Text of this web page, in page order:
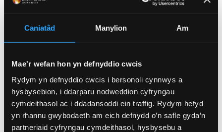
Caniatâd Manylion Am
Mae'r wefan hon yn defnyddio cwcis
Rydym yn defnyddio cwcis i bersonoli cynnwys a
hysbysebion, i ddarparu nodweddion cyfryngau
cymdeithasol ac i ddadansoddi ein traffig. Rydym hefyd
yn rhannu gwybodaeth am eich defnydd o’n safle gyda’n
partneriaid cyfryngau cymdeithasol, hysbysebu a
Mae grwpiau a chanolfannau ymchwil yn rhan
ganolog o Goleg y Celfyddydau, Dyniaethau a
Gwyddorau Cymdeithas, ac yn cynnig fframwaith i
hyrwyddo a hwyluso ymchwil, cydweithio a
chynlluniau addysgu ôl-radd.